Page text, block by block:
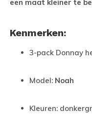
een maat kleiner te
Kenmerken:
3-pack Donnay
Model: Noah
Kleuren: